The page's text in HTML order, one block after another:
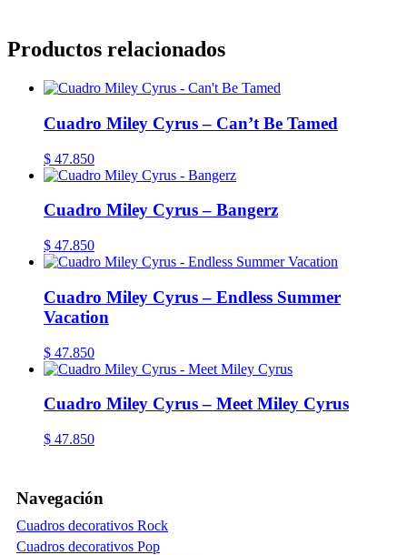
Productos relacionados
Cuadro Miley Cyrus – Can’t Be Tamed
$ 47.850
Cuadro Miley Cyrus – Bangerz
$ 47.850
Cuadro Miley Cyrus – Endless Summer
Vacation
$ 47.850
Cuadro Miley Cyrus – Meet Miley Cyrus
$ 47.850
Navegación
Cuadros decorativos Rock
Cuadros decorativos Pop